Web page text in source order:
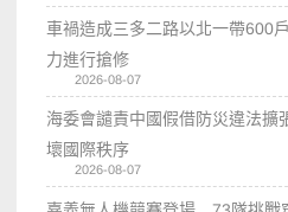
車禍造成三多二路以北一帶600
力進行搶修
2026-08-07
海委會譴責中國假借防災違法擴
壞國際秩序
2026-08-07